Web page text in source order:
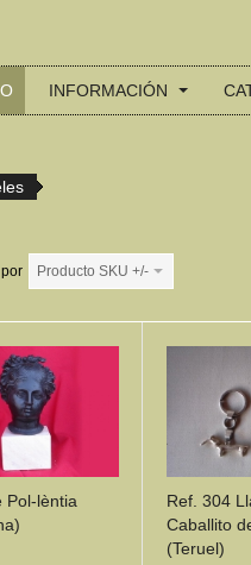
INFORMACIÓN
Producto SKU +/-
Pol-lèntia
Ref. 304
Caballito
(Teruel)